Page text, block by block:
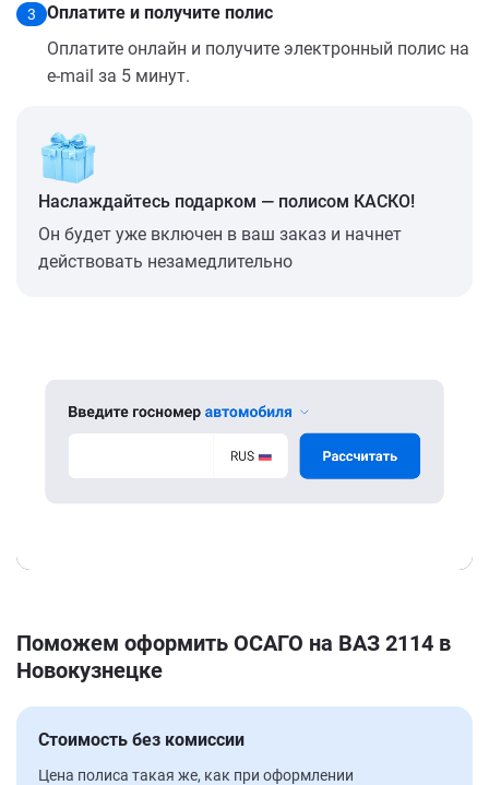
3
Оплатите и получите полис
Оплатите онлайн и получите электронный полис на
e-mail за 5 минут.
Наслаждайтесь подарком — полисом КАСКО!
Он будет уже включен в ваш заказ и начнет
действовать незамедлительно
Поможем оформить ОСАГО на ВАЗ 2114 в
Новокузнецке
Стоимость без комиссии
Цена полиса такая же, как при оформлении